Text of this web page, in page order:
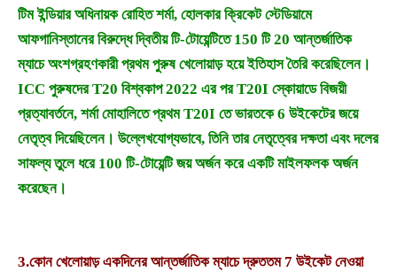
টিম ইন্ডিয়ার অধিনায়ক রোহিত শর্মা, হোলকার ক্রিকেট স্টেডিয়ামে
আফগানিস্তানের বিরুদ্ধে দ্বিতীয় টি-টোয়েন্টিতে 150 টি 20 আন্তর্জাতিক
ম্যাচে অংশগ্রহণকারী প্রথম পুরুষ খেলোয়াড় হয়ে ইতিহাস তৈরি করেছিলেন।
ICC পুরুষদের T20 বিশ্বকাপ 2022 এর পর T20I স্কোয়াডে বিজয়ী
প্রত্যাবর্তনে, শর্মা মোহালিতে প্রথম T20I তে ভারতকে 6 উইকেটের জয়ে
নেতৃত্ব দিয়েছিলেন। উল্লেখযোগ্যভাবে, তিনি তার নেতৃত্বের দক্ষতা এবং দলের
সাফল্য তুলে ধরে 100 টি-টোয়েন্টি জয় অর্জন করে একটি মাইলফলক অর্জন
করেছেন।
3.কোন খেলোয়াড় একদিনের আন্তর্জাতিক ম্যাচে দ্রুততম 7 উইকেট নেওয়া